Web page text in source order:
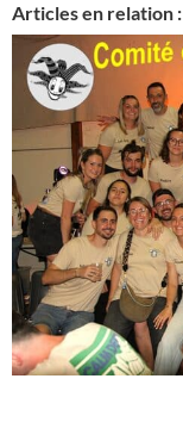
Articles en relation :